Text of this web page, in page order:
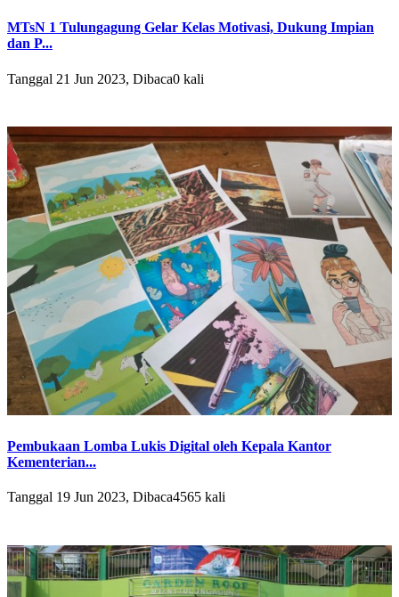
MTsN 1 Tulungagung Gelar Kelas Motivasi, Dukung Impian
dan P...
Tanggal 21 Jun 2023, Dibaca0 kali
Pembukaan Lomba Lukis Digital oleh Kepala Kantor
Kementerian...
Tanggal 19 Jun 2023, Dibaca4565 kali